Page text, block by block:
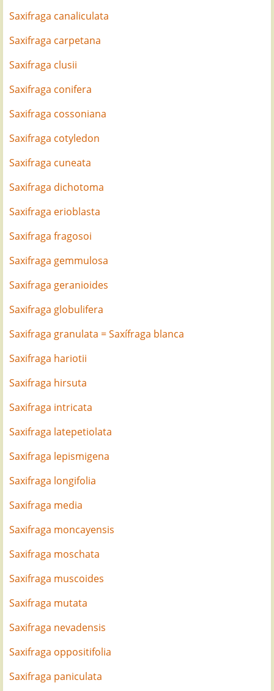
Saxifraga canaliculata
Saxifraga carpetana
Saxifraga clusii
Saxifraga conifera
Saxifraga cossoniana
Saxifraga cotyledon
Saxifraga cuneata
Saxifraga dichotoma
Saxifraga erioblasta
Saxifraga fragosoi
Saxifraga gemmulosa
Saxifraga geranioides
Saxifraga globulifera
Saxifraga granulata = Saxífraga blanca
Saxifraga hariotii
Saxifraga hirsuta
Saxifraga intricata
Saxifraga latepetiolata
Saxifraga lepismigena
Saxifraga longifolia
Saxifraga media
Saxifraga moncayensis
Saxifraga moschata
Saxifraga muscoides
Saxifraga mutata
Saxifraga nevadensis
Saxifraga oppositifolia
Saxifraga paniculata